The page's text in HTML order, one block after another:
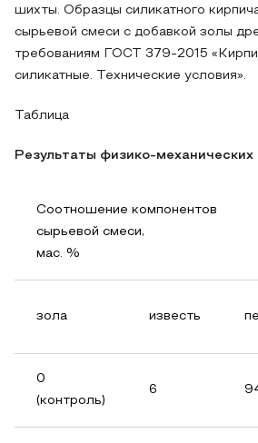
шихты. Образцы силикатного
сырьевой смеси с добавкой золы
требованиям ГОСТ 379-2015
силикатные. Технические условия».
Таблица
Результаты физико-механических
Соотношение компонентов
сырьевой смеси,
мас. %
зола известь
0
(контроль)
6